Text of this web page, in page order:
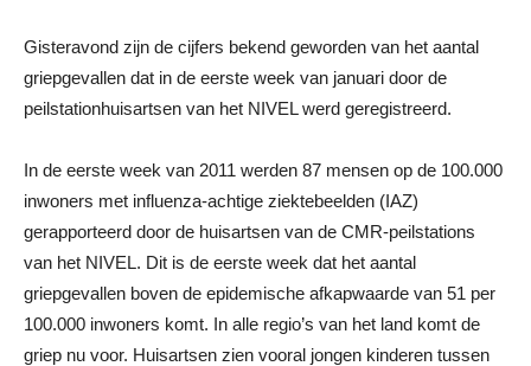
Gisteravond zijn de cijfers bekend geworden van het aantal
griepgevallen dat in de eerste week van januari door de
peilstationhuisartsen van het NIVEL werd geregistreerd.
In de eerste week van 2011 werden 87 mensen op de 100.000
inwoners met influenza-achtige ziektebeelden (IAZ)
gerapporteerd door de huisartsen van de CMR-peilstations
van het NIVEL. Dit is de eerste week dat het aantal
griepgevallen boven de epidemische afkapwaarde van 51 per
100.000 inwoners komt. In alle regio’s van het land komt de
griep nu voor. Huisartsen zien vooral jongen kinderen tussen